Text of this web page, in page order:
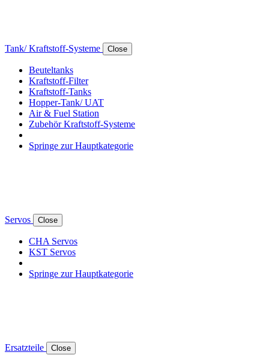
Tank/ Kraftstoff-Systeme Close
Beuteltanks
Kraftstoff-Filter
Kraftstoff-Tanks
Hopper-Tank/ UAT
Air & Fuel Station
Zubehör Kraftstoff-Systeme
Springe zur Hauptkategorie
Servos Close
CHA Servos
KST Servos
Springe zur Hauptkategorie
Ersatzteile Close